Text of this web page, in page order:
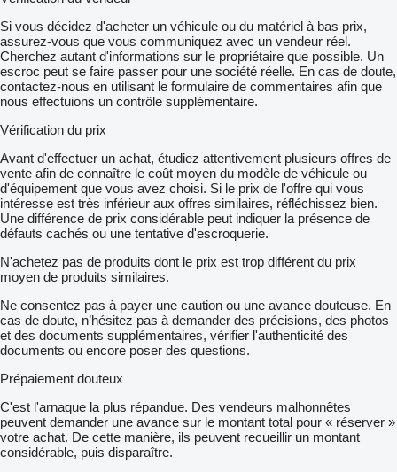
Si vous décidez d'acheter un véhicule ou du matériel à bas prix,
assurez-vous que vous communiquez avec un vendeur réel.
Cherchez autant d'informations sur le propriétaire que possible. Un
escroc peut se faire passer pour une société réelle. En cas de doute,
contactez-nous en utilisant le formulaire de commentaires afin que
nous effectuions un contrôle supplémentaire.
Vérification du prix
Avant d'effectuer un achat, étudiez attentivement plusieurs offres de
vente afin de connaître le coût moyen du modèle de véhicule ou
d'équipement que vous avez choisi. Si le prix de l'offre qui vous
intéresse est très inférieur aux offres similaires, réfléchissez bien.
Une différence de prix considérable peut indiquer la présence de
défauts cachés ou une tentative d'escroquerie.
N'achetez pas de produits dont le prix est trop différent du prix
moyen de produits similaires.
Ne consentez pas à payer une caution ou une avance douteuse. En
cas de doute, n’hésitez pas à demander des précisions, des photos
et des documents supplémentaires, vérifier l'authenticité des
documents ou encore poser des questions.
Prépaiement douteux
C'est l'arnaque la plus répandue. Des vendeurs malhonnêtes
peuvent demander une avance sur le montant total pour « réserver »
votre achat. De cette manière, ils peuvent recueillir un montant
considérable, puis disparaître.